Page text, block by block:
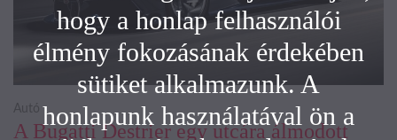
A Bugatti Destrier egy utcára álmodott
Autó
hogy a honlap felhasználói
élmény fokozásának érdekében
sütiket alkalmazunk. A
honlapunk használatával ön a